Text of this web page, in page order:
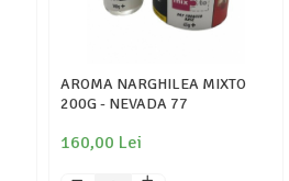
AROMA NARGHILEA MIXTO
200G - NEVADA 77
160,00 Lei